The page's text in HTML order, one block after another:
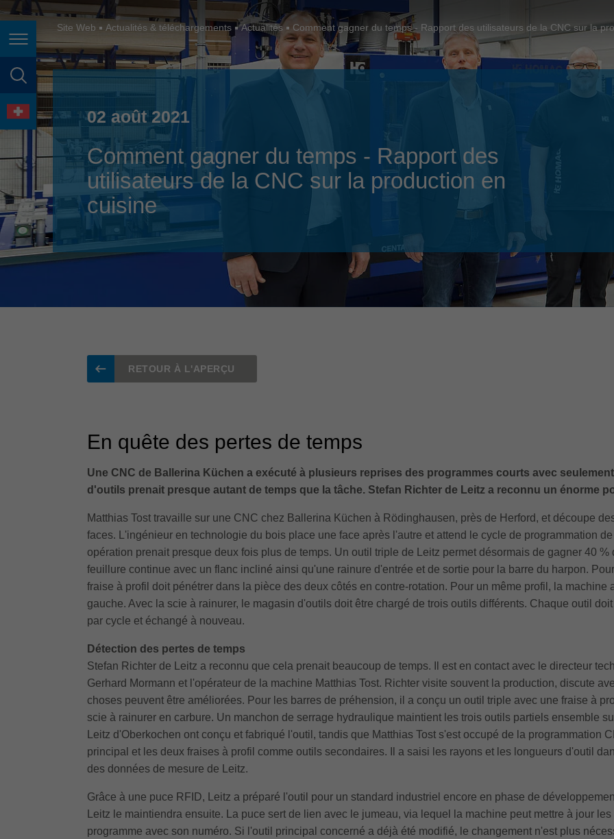
Page navigation
page search
language
France français
Great Britain english
Lietuva english
Magyarország
Malaysia english
México
Suomi
Taiwan
中国
ประเทศไทย
Україна
Site Web Actualités & téléchargements Actualités Comment gagner du temps - Rapport des utilisateurs de la CNC sur la
02 août 2021
Comment gagner du temps - Rapport des
utilisateurs de la CNC sur la production en
cuisine
RETOUR À L'APERÇU
En quête des pertes de temps
Une CNC de Ballerina Küchen a exécuté à plusieurs reprises des programmes courts avec
d'outils prenait presque autant de temps que la tâche. Stefan Richter de Leitz a reconnu un énorme
Matthias Tost travaille sur une CNC chez Ballerina Küchen à Rödinghausen, près de Herford, et découpe
faces. L'ingénieur en technologie du bois place une face après l'autre et attend le cycle de programmation
opération prenait presque deux fois plus de temps. Un outil triple de Leitz permet désormais de gagner 40
feuillure continue avec un flanc incliné ainsi qu'une rainure d'entrée et de sortie pour la barre du harpon.
fraise à profil doit pénétrer dans la pièce des deux côtés en contre-rotation. Pour un même profil, la
gauche. Avec la scie à rainurer, le magasin d'outils doit être chargé de trois outils différents. Chaque outil
par cycle et échangé à nouveau.
Détection des pertes de temps
Stefan Richter de Leitz a reconnu que cela prenait beaucoup de temps. Il est en contact avec le directeur
Gerhard Mormann et l'opérateur de la machine Matthias Tost. Richter visite souvent la production, discute
choses peuvent être améliorées. Pour les barres de préhension, il a conçu un outil triple avec une fraise à
scie à rainurer en carbure. Un manchon de serrage hydraulique maintient les trois outils partiels ensemble
Leitz d'Oberkochen ont conçu et fabriqué l'outil, tandis que Matthias Tost s'est occupé de la programmation
principal et les deux fraises à profil comme outils secondaires. Il a saisi les rayons et les longueurs d'outil
des données de mesure de Leitz.
Grâce à une puce RFID, Leitz a préparé l'outil pour un standard industriel encore en phase de
Leitz le maintiendra ensuite. La puce sert de lien avec le jumeau, via lequel la machine peut mettre à jour
programme avec son numéro. Si l'outil principal concerné a déjà été modifié, le changement n'est plus